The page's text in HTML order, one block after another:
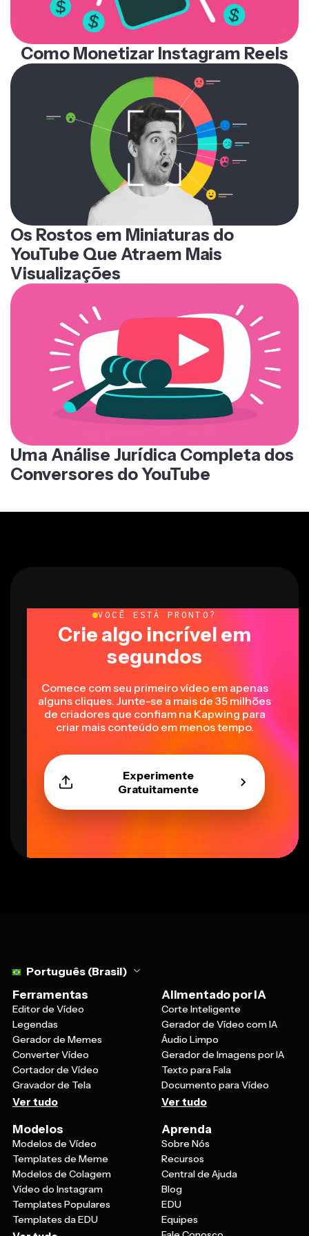
Como Monetizar Instagram Reels
Os Rostos em Miniaturas do
YouTube Que Atraem Mais
Visualizações
Uma Análise Jurídica Completa dos
Conversores do YouTube
VOCÊ ESTÁ PRONTO?
Crie algo incrível em
segundos
Comece com seu primeiro vídeo em apenas
alguns cliques. Junte-se a mais de 35 milhões
de criadores que confiam na Kapwing para
criar mais conteúdo em menos tempo.
Experimente
Gratuitamente
Português (Brasil)
Ferramentas
Editor de Vídeo
Legendas
Gerador de Memes
Converter Vídeo
Cortador de Vídeo
Gravador de Tela
Ver tudo
Alimentado por IA
Corte Inteligente
Gerador de Vídeo com IA
Áudio Limpo
Gerador de Imagens por IA
Texto para Fala
Documento para Vídeo
Ver tudo
Modelos
Modelos de Vídeo
Templates de Meme
Modelos de Colagem
Vídeo do Instagram
Templates Populares
Templates da EDU
Aprenda
Sobre Nós
Recursos
Central de Ajuda
Blog
EDU
Equipes